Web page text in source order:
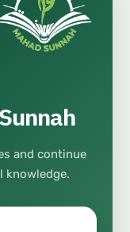
and continue
knowledge.